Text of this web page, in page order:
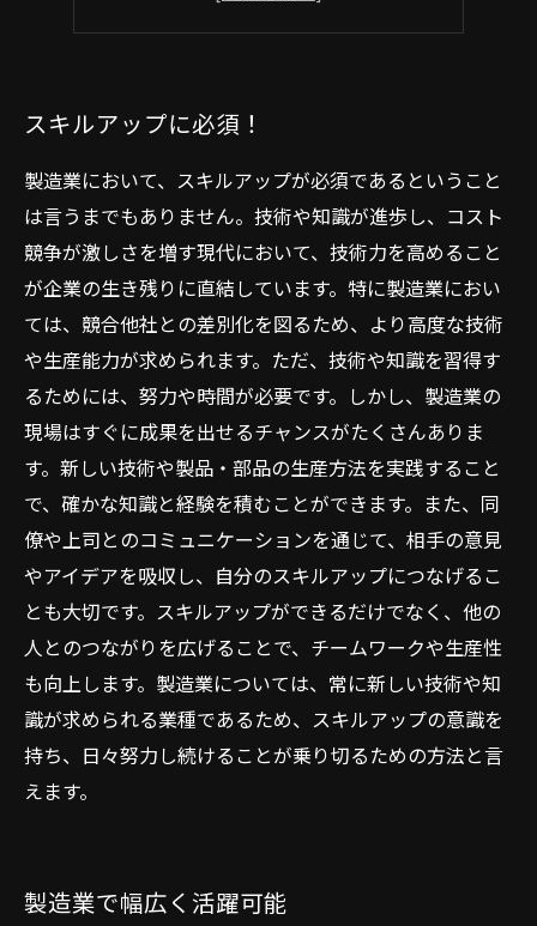
スキルアップに必須！
製造業において、スキルアップが必須であるということ
は言うまでもありません。技術や知識が進歩し、コスト
競争が激しさを増す現代において、技術力を高めること
が企業の生き残りに直結しています。特に製造業におい
ては、競合他社との差別化を図るため、より高度な技術
や生産能力が求められます。ただ、技術や知識を習得す
るためには、努力や時間が必要です。しかし、製造業の
現場はすぐに成果を出せるチャンスがたくさんありま
す。新しい技術や製品・部品の生産方法を実践すること
で、確かな知識と経験を積むことができます。また、同
僚や上司とのコミュニケーションを通じて、相手の意見
やアイデアを吸収し、自分のスキルアップにつなげるこ
とも大切です。スキルアップができるだけでなく、他の
人とのつながりを広げることで、チームワークや生産性
も向上します。製造業については、常に新しい技術や知
識が求められる業種であるため、スキルアップの意識を
持ち、日々努力し続けることが乗り切るための方法と言
えます。
製造業で幅広く活躍可能